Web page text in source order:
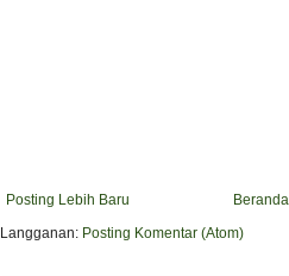
Posting Lebih Baru
Beranda
Langganan: Posting Komentar (Atom)